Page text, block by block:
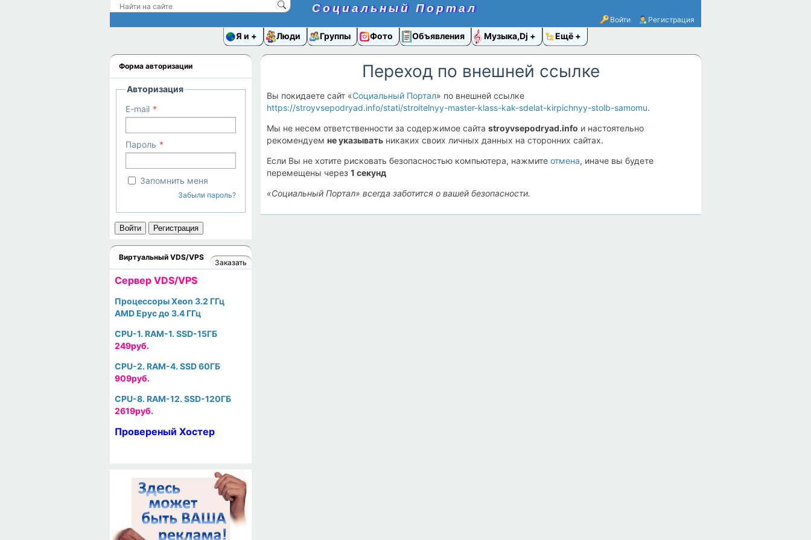
Социальный Портал
Войти Регистрация
Я и Люди Группы Фото Объявления Музыка,Dj Ещё
Переход по внешней ссылке
Вы покидаете сайт «Социальный Портал» по внешней ссылке
https://stroyvsepodryad.info/stati/stroitelnyy-master-klass-kak-sdelat-kirpichnyy-stolb-samomu.
Мы не несем ответственности за содержимое сайта stroyvsepodryad.info и настоятельно
рекомендуем не указывать никаких своих личных данных на сторонних сайтах.
Если Вы не хотите рисковать безопасностью компьютера, нажмите отмена, иначе вы будете
перемещены через 1 секунд
«Социальный Портал» всегда заботится о вашей безопасности.
Форма авторизации
Авторизация
E-mail
Пароль
Запомнить меня
Забыли пароль?
Войти Регистрация
Виртуальный VDS/VPS
Заказать
Cервер VDS/VPS
Процессоры Xeon 3.2 ГГц
AMD Epyc до 3.4 ГГц
CPU-1. RAM-1. SSD-15ГБ
249руб.
CPU-2. RAM-4. SSD 60ГБ
909руб.
CPU-8. RAM-12. SSD-120ГБ
2619руб.
Провереный Хостер